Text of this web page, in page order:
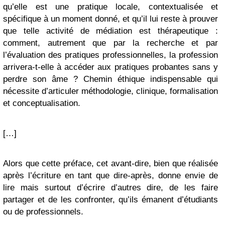
qu’elle est une pratique locale, contextualisée et
spécifique à un moment donné, et qu’il lui reste à prouver
que telle activité de médiation est thérapeutique :
comment, autrement que par la recherche et par
l’évaluation des pratiques professionnelles, la profession
arrivera-t-elle à accéder aux pratiques probantes sans y
perdre son âme ? Chemin éthique indispensable qui
nécessite d’articuler méthodologie, clinique, formalisation
et conceptualisation.
[…]
Alors que cette préface, cet avant-dire, bien que réalisée
après l’écriture en tant que dire-après, donne envie de
lire mais surtout d’écrire d’autres dire, de les faire
partager et de les confronter, qu’ils émanent d’étudiants
ou de professionnels.